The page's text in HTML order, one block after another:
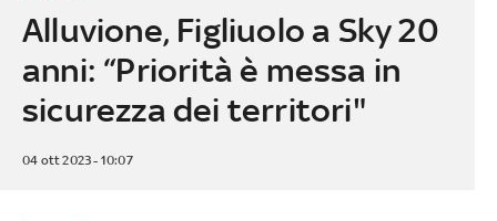
Alluvione, Figliuolo a Sky 20
anni: “Priorità è messa in
sicurezza dei territori"
04 ott 2023 - 10:07